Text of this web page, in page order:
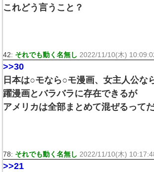
これどう言うこと？
42: それでも動く名無し 2022/11/10(木)
>>30
日本は○モなら○モ漫画、女主人公な
躍漫画とバラバラに存在できるが
アメリカは全部まとめて混ぜるって
78: それでも動く名無し 2022/11/10(木)
>>21